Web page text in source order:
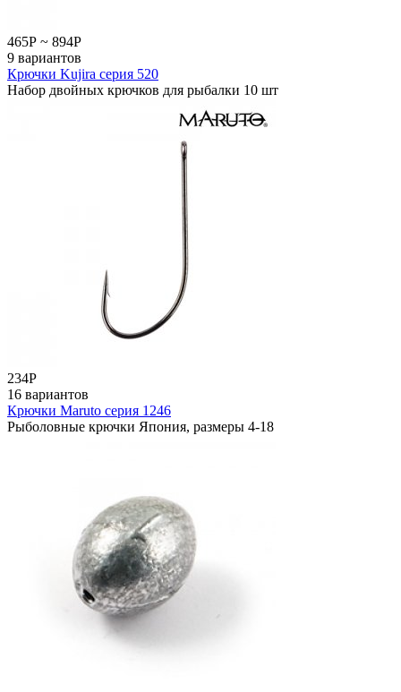
465Р ~ 894Р
9 вариантов
Крючки Kujira серия 520
Набор двойных крючков для рыбалки 10 шт
234Р
16 вариантов
Крючки Maruto серия 1246
Рыболовные крючки Япония, размеры 4-18